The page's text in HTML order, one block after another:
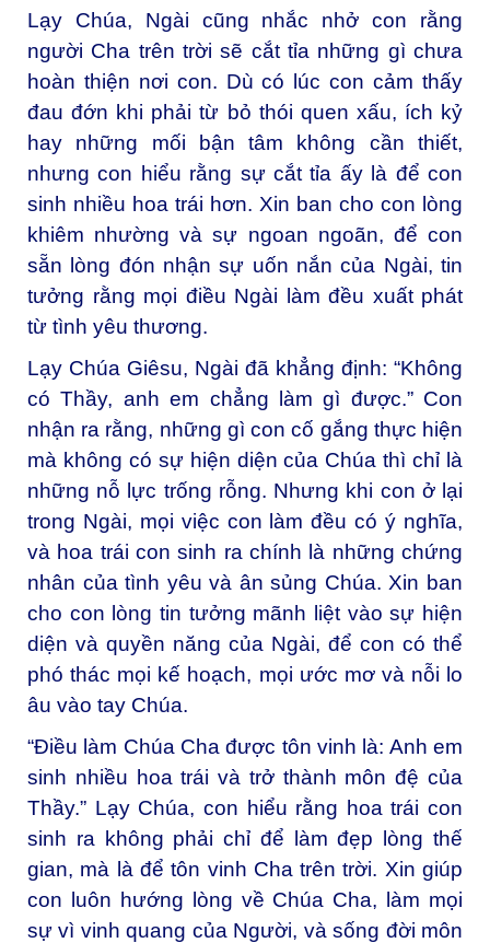
Lạy Chúa, Ngài cũng nhắc nhở con rằng
người Cha trên trời sẽ cắt tỉa những gì chưa
hoàn thiện nơi con. Dù có lúc con cảm thấy
đau đớn khi phải từ bỏ thói quen xấu, ích kỷ
hay những mối bận tâm không cần thiết,
nhưng con hiểu rằng sự cắt tỉa ấy là để con
sinh nhiều hoa trái hơn. Xin ban cho con lòng
khiêm nhường và sự ngoan ngoãn, để con
sẵn lòng đón nhận sự uốn nắn của Ngài, tin
tưởng rằng mọi điều Ngài làm đều xuất phát
từ tình yêu thương.
Lạy Chúa Giêsu, Ngài đã khẳng định: “Không
có Thầy, anh em chẳng làm gì được.” Con
nhận ra rằng, những gì con cố gắng thực hiện
mà không có sự hiện diện của Chúa thì chỉ là
những nỗ lực trống rỗng. Nhưng khi con ở lại
trong Ngài, mọi việc con làm đều có ý nghĩa,
và hoa trái con sinh ra chính là những chứng
nhân của tình yêu và ân sủng Chúa. Xin ban
cho con lòng tin tưởng mãnh liệt vào sự hiện
diện và quyền năng của Ngài, để con có thể
phó thác mọi kế hoạch, mọi ước mơ và nỗi lo
âu vào tay Chúa.
“Điều làm Chúa Cha được tôn vinh là: Anh em
sinh nhiều hoa trái và trở thành môn đệ của
Thầy.” Lạy Chúa, con hiểu rằng hoa trái con
sinh ra không phải chỉ để làm đẹp lòng thế
gian, mà là để tôn vinh Cha trên trời. Xin giúp
con luôn hướng lòng về Chúa Cha, làm mọi
sự vì vinh quang của Người, và sống đời môn